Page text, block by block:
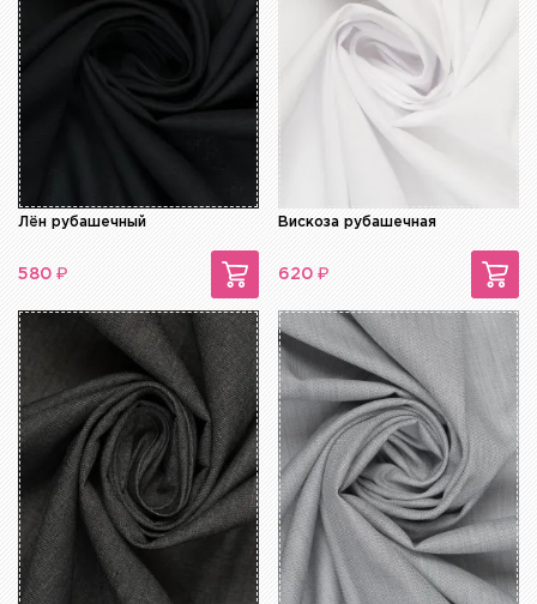
Лён рубашечный
580 ₽
Вискоза рубашечная
620 ₽